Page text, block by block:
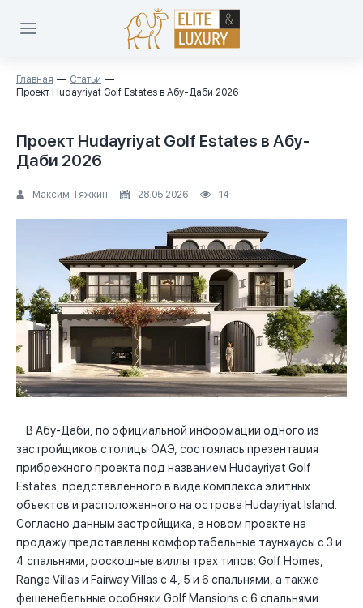
Главная
Статьи
Проект Hudayriyat Golf Estates в Абу-Даби 2026
Проект Hudayriyat Golf Estates в Абу-
Даби 2026
Максим Тяжкин 28.05.2026 14
В Абу-Даби, по официальной информации одного из
застройщиков столицы ОАЭ, состоялась презентация
прибрежного проекта под названием Hudayriyat Golf
Estates, представленного в виде комплекса элитных
объектов и расположенного на острове Hudayriyat Island.
Согласно данным застройщика, в новом проекте на
продажу представлены комфортабельные таунхаусы с 3 и
4 спальнями, роскошные виллы трех типов: Golf Homes,
Range Villas и Fairway Villas с 4, 5 и 6 спальнями, а также
фешенебельные особняки Golf Mansions с 6 спальнями.